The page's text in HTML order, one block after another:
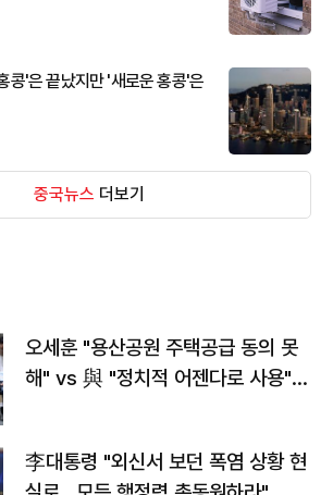
콩'은 끝났지만 '새로운 홍콩'은
중국뉴스 더보기
오세훈 "용산공원 주택공급 동의 못
해" vs 與 "정치적 어젠다로 사용"
李대통령 "외신서 보던 폭염 상황 현